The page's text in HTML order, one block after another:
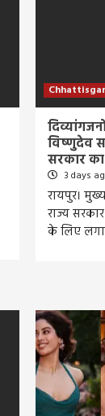
विष्णुदेव
सरकार
3 days
रायपुर।
राज्य
के लिए